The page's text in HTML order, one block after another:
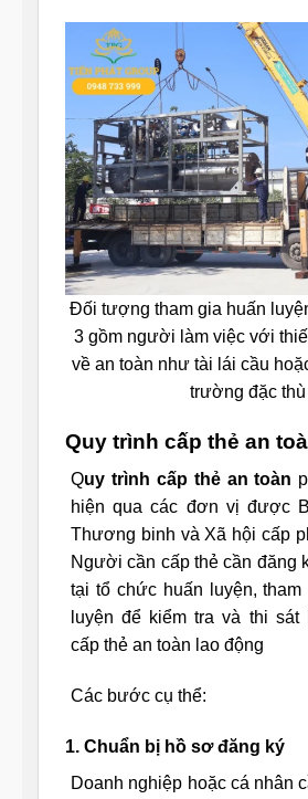
Đối tượng tham gia huấn
3 gồm người làm việc với
về an toàn như tài lái cầu
trường đặc thù
Quy trình cấp thẻ an
Quy trình cấp thẻ an toàn
hiện qua các đơn vị được
Thương binh và Xã hội cấp
Người cần cấp thẻ cần đăng
tại tổ chức huấn luyện, tham
luyện để kiểm tra và thi
cấp thẻ an toàn lao động
Các bước cụ thể:
1. Chuẩn bị hồ sơ đăng ký
Doanh nghiệp hoặc cá nhân